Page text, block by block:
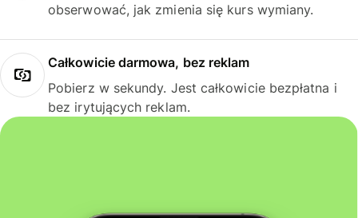
obserwować, jak zmienia się kurs wymiany.
Całkowicie darmowa, bez reklam
Pobierz w sekundy. Jest całkowicie bezpłatna i
bez irytujących reklam.